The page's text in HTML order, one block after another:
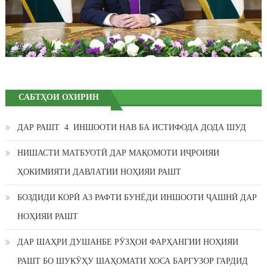
САБТҲОИ ОХИРИН
ДАР РАШТ 4 ИНШООТИ НАВ БА ИСТИФОДА ДОДА ШУД
НИШАСТИ МАТБУОТӢ ДАР МАҚОМОТИ ИҶРОИЯИ
ҲОКИМИЯТИ ДАВЛАТИИ НОҲИЯИ РАШТ
БОЗДИДИ КОРӢ АЗ РАФТИ БУНЁДИ ИНШООТИ ҶАШНӢ ДАР
НОҲИЯИ РАШТ
ДАР ШАҲРИ ДУШАНБЕ РӮЗҲОИ ФАРҲАНГИИ НОҲИЯИ
РАШТ БО ШУКӮҲУ ШАҲОМАТИ ХОСА БАРГУЗОР ГАРДИД